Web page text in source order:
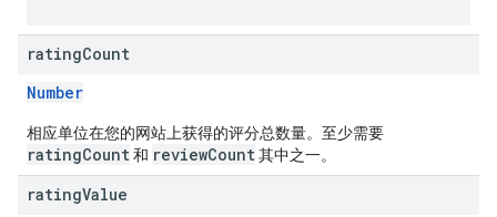
ratingCount
Number
相应单位在您的网站上获得的评分总数量。至少需要
ratingCount和 reviewCount其中之一。
ratingValue